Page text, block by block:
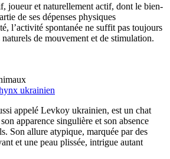
joueur et naturellement actif, dont le bien-
de ses dépenses physiques
l’activité spontanée ne suffit pas toujours
naturels de mouvement et de stimulation.
ukrainien
appelé Levkoy ukrainien, est un chat
apparence singulière et son absence
Son allure atypique, marquée par des
et une peau plissée, intrigue autant